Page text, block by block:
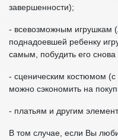
завершенности);
- всевозможным игрушкам
поднадоевшей ребенку
самым, побудить его снова
- сценическим костюмом
можно сэкономить на
- платьям и другим
В том случае, если Вы